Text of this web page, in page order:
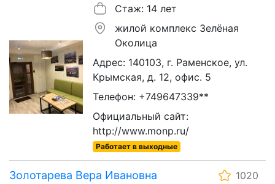
Стаж: 14 лет
жилой комплекс Зелёная
Околица
Адрес: 140103, г. Раменское, ул.
Крымская, д. 12, офис. 5
Телефон: +749647339**
Официальный сайт:
http://www.monp.ru/
Работает в выходные
Золотарева Вера Ивановна
1020